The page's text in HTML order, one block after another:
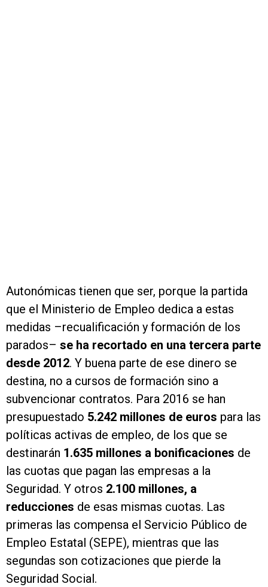
Autonómicas tienen que ser, porque la partida
que el Ministerio de Empleo dedica a estas
medidas –recualificación y formación de los
parados– se ha recortado en una tercera parte
desde 2012. Y buena parte de ese dinero se
destina, no a cursos de formación sino a
subvencionar contratos. Para 2016 se han
presupuestado 5.242 millones de euros para las
políticas activas de empleo, de los que se
destinarán 1.635 millones a bonificaciones de
las cuotas que pagan las empresas a la
Seguridad. Y otros 2.100 millones, a
reducciones de esas mismas cuotas. Las
primeras las compensa el Servicio Público de
Empleo Estatal (SEPE), mientras que las
segundas son cotizaciones que pierde la
Seguridad Social.